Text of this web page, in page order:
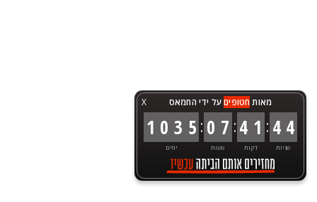
X מאותחטופיםעל ידי החמאס
1 0 3 5
ימים
: 0 7
שעות
:4 1
דקות
: 4 4
שניות